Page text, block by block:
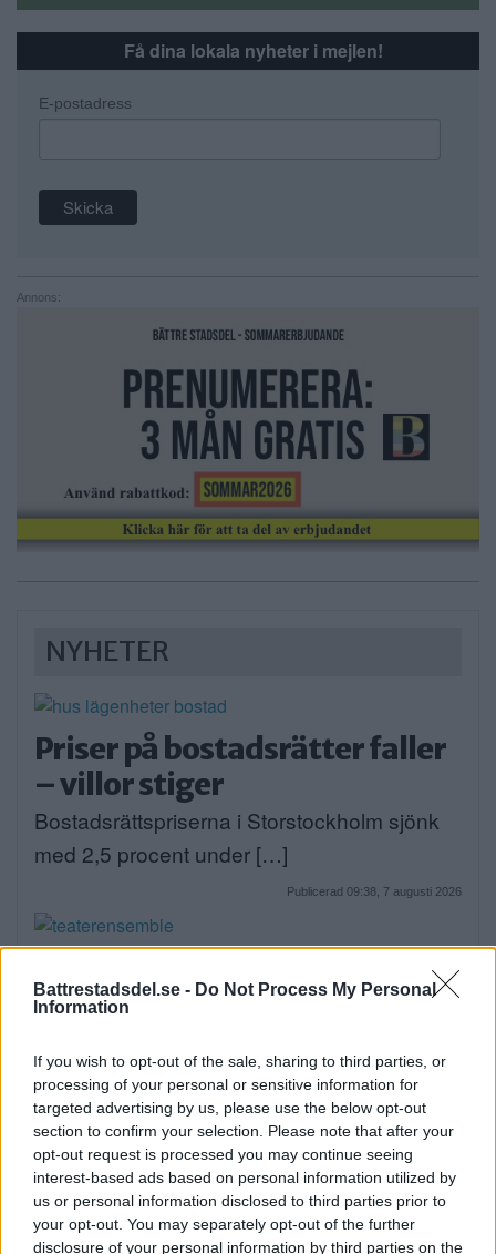
Battrestadsdel.se - Do Not Process My Personal
Information
If you wish to opt-out of the sale, sharing to third parties, or
processing of your personal or sensitive information for
targeted advertising by us, please use the below opt-out
section to confirm your selection. Please note that after your
opt-out request is processed you may continue seeing
interest-based ads based on personal information utilized by
us or personal information disclosed to third parties prior to
your opt-out. You may separately opt-out of the further
disclosure of your personal information by third parties on the
Få dina lokala nyheter i mejlen!
E-postadress
Annons:
NYHETER
Priser på bostadsrätter faller
– villor stiger
Bostadsrättspriserna i Storstockholm sjönk
med 2,5 procent under […]
Publicerad 09:38, 7 augusti 2026
friluftsteatern: Människan
Nästa vecka blir det gästspel på
Mälarhöjdens Friluftsteater. […]
Publicerad 07:08, 7 augusti 2026
Elsparkcyklister till sjukhus